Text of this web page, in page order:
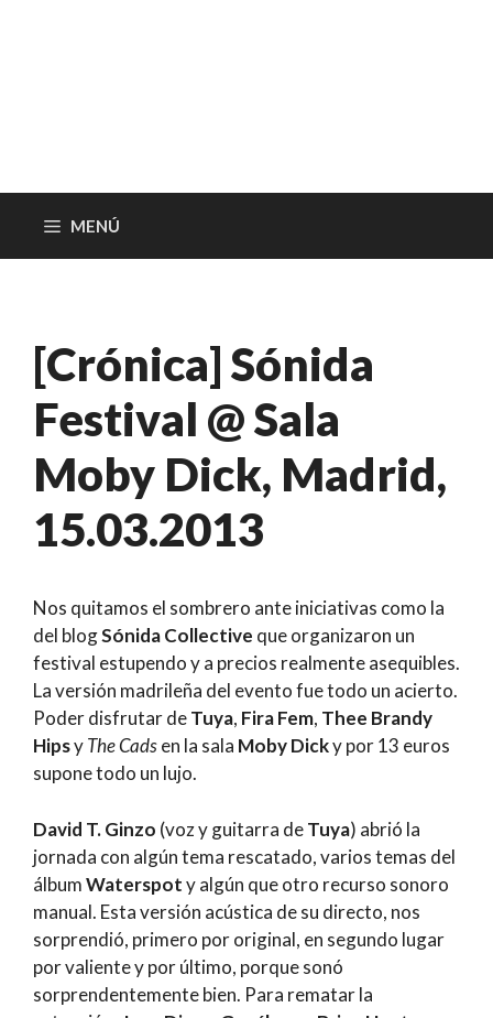
MENÚ
[Crónica] Sónida
Festival @ Sala
Moby Dick, Madrid,
15.03.2013
Nos quitamos el sombrero ante iniciativas como la
del blogSónida Collective que organizaron un
festival estupendo y a precios realmente asequibles.
La versión madrileña del evento fue todo un acierto.
Poder disfrutar deTuya, Fira Fem, Thee Brandy
HipsyThe Cadsen la sala Moby Dicky por 13 euros
supone todo un lujo.
David T. Ginzo (voz y guitarra deTuya) abrió la
jornada con algún tema rescatado, varios temas del
álbumWaterspoty algún que otro recurso sonoro
manual. Esta versión acústica de su directo, nos
sorprendió, primero por original, en segundo lugar
por valiente y por último, porque sonó
sorprendentemente bien. Para rematar la